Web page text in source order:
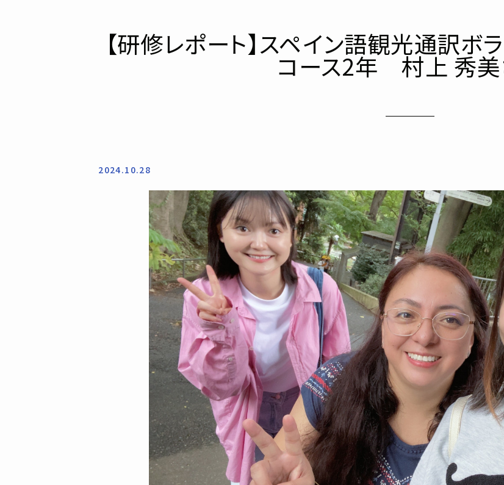
【研修レポート】スペイン語観光通訳
コース2年 村上 秀美
2024.10.28